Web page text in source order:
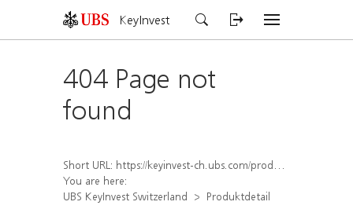
KeyInvest
404 Page not
found
Short URL: https://keyinvest-ch.ubs.com/produkt/detail/index/isin/CH1558308339
You are here:
UBS KeyInvest Switzerland
Produktdetail